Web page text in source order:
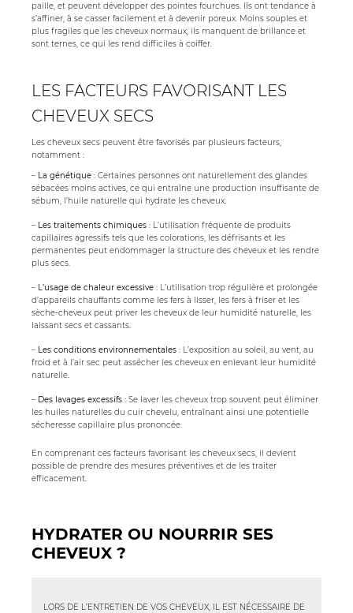
paille, et peuvent développer des pointes fourchues. Ils ont tendance à
s’affiner, à se casser facilement et à devenir poreux. Moins souples et
plus fragiles que les cheveux normaux, ils manquent de brillance et
sont ternes, ce qui les rend difficiles à coiffer.
LES FACTEURS FAVORISANT LES
CHEVEUX SECS
Les cheveux secs peuvent être favorisés par plusieurs facteurs,
notamment :
– La génétique : Certaines personnes ont naturellement des glandes
sébacées moins actives, ce qui entraîne une production insuffisante de
sébum, l’huile naturelle qui hydrate les cheveux.
– Les traitements chimiques : L’utilisation fréquente de produits
capillaires agressifs tels que les colorations, les défrisants et les
permanentes peut endommager la structure des cheveux et les rendre
plus secs.
– L’usage de chaleur excessive : L’utilisation trop régulière et prolongée
d’appareils chauffants comme les fers à lisser, les fers à friser et les
sèche-cheveux peut priver les cheveux de leur humidité naturelle, les
laissant secs et cassants.
– Les conditions environnementales : L’exposition au soleil, au vent, au
froid et à l’air sec peut assécher les cheveux en enlevant leur humidité
naturelle.
– Des lavages excessifs : Se laver les cheveux trop souvent peut éliminer
les huiles naturelles du cuir chevelu, entraînant ainsi une potentielle
sécheresse capillaire plus prononcée.
En comprenant ces facteurs favorisant les cheveux secs, il devient
possible de prendre des mesures préventives et de les traiter
efficacement.
HYDRATER OU NOURRIR SES
CHEVEUX ?
LORS DE L’ENTRETIEN DE VOS CHEVEUX, IL EST NÉCESSAIRE DE